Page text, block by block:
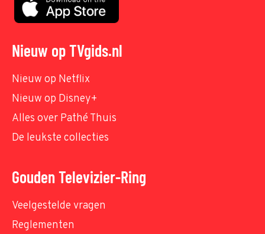
Nieuw op TVgids.nl
Nieuw op Netflix
Nieuw op Disney+
Alles over Pathé Thuis
De leukste collecties
Gouden Televizier-Ring
Veelgestelde vragen
Reglementen